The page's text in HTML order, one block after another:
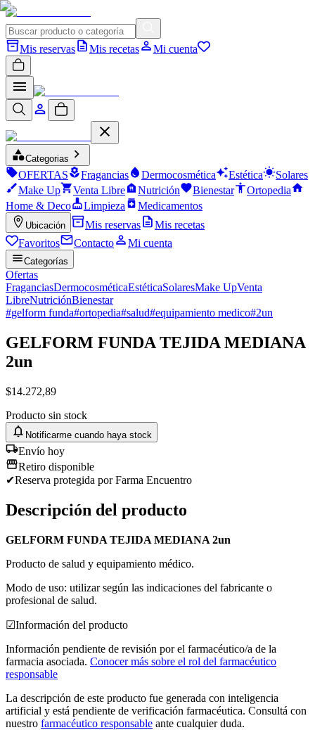
Mis reservas Mis recetas Mi cuenta
Categorias
OFERTAS Fragancias Dermocosmética Estética
Solares
Make Up
Venta Libre Nutrición Bienestar
Ortopedia
Home & Deco
Limpieza Medicamentos
Ubicación Mis reservas
Mis recetas
Favoritos
Contacto Mi cuenta
Categorías
Ofertas
FraganciasDermocosméticaEstéticaSolaresMake UpVenta
LibreNutriciónBienestar
#gelform funda#ortopedia#salud#equipamiento medico#2un
GELFORM FUNDA TEJIDA MEDIANA
2un
$14.272,89
Producto sin stock
Notificarme cuando haya stock
Envío hoy
Retiro disponible
✔Reserva protegida por Farma Encuentro
Descripción del producto
GELFORM FUNDA TEJIDA MEDIANA 2un
Producto de salud y equipamiento médico.
Modo de uso: utilizar según las indicaciones del fabricante o
profesional de salud.
☑Información del producto
Información pendiente de revisión por el farmacéutico/a de la
farmacia asociada. Conocer más sobre el rol del farmacéutico
responsable
La descripción de este producto fue generada con inteligencia
artificial y está pendiente de verificación farmacéutica. Consultá con
nuestro farmacéutico responsable ante cualquier duda.